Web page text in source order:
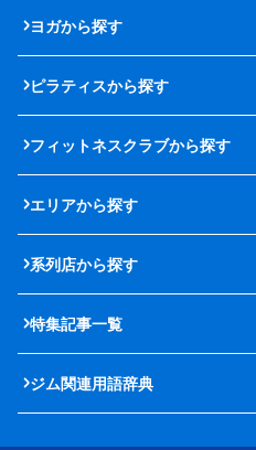
ヨガから探す
ピラティスから探す
フィットネスクラブから探す
エリアから探す
系列店から探す
特集記事一覧
ジム関連用語辞典